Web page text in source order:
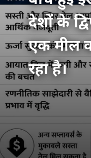
देशों के
एक मील
रहा है।